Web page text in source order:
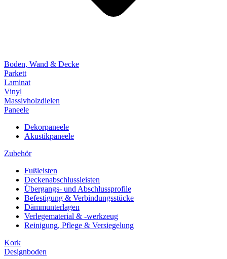
Boden, Wand & Decke
Parkett
Laminat
Vinyl
Massivholzdielen
Paneele
Dekorpaneele
Akustikpaneele
Zubehör
Fußleisten
Deckenabschlussleisten
Übergangs- und Abschlussprofile
Befestigung & Verbindungsstücke
Dämmunterlagen
Verlegematerial & -werkzeug
Reinigung, Pflege & Versiegelung
Kork
Designboden